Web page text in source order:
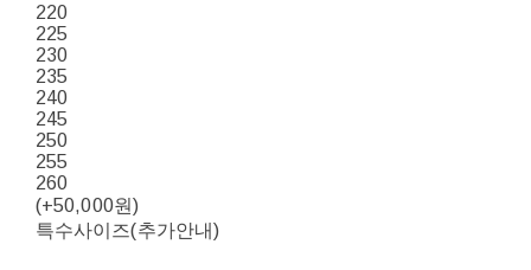
220
225
230
235
240
245
250
255
260
(+50,000원)
특수사이즈(추가안내)